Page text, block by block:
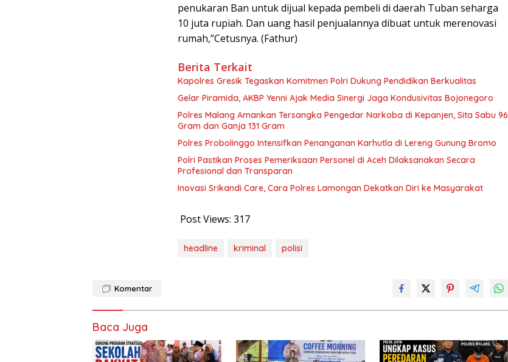
penukaran Ban untuk dijual kepada pembeli di daerah Tuban seharga
10 juta rupiah. Dan uang hasil penjualannya dibuat untuk merenovasi
rumah,”Cetusnya. (Fathur)
Berita Terkait
Kapolres Gresik Tegaskan Komitmen Polri Dukung Pendidikan Berkualitas
Gelar Piramida, AKBP Yenni Ajak Media Sinergi Jaga Kondusivitas Bojonegoro
Polres Malang Amankan Tersangka Pengedar Narkoba di Kepanjen, Sita Sabu 96
Gram dan Ganja 131 Gram
Polres Probolinggo Intensifkan Penanganan Karhutla di Lereng Gunung Bromo
Polri Pastikan Proses Pemeriksaan Personel di Aceh Dilaksanakan Secara
Profesional dan Transparan
Inovasi Srikandi Care, Cara Polres Lamongan Dekatkan Diri ke Masyarakat
Post Views: 317
headline kriminal polisi
Komentar
Baca Juga